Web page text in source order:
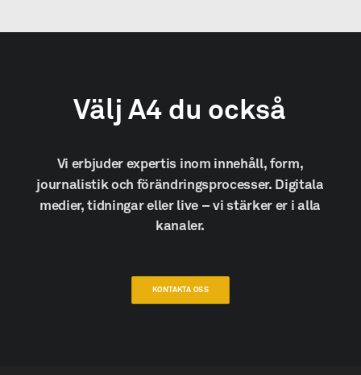
Välj A4 du också
Vi erbjuder expertis inom innehåll, form,
journalistik och förändringsprocesser. Digitala
medier, tidningar eller live – vi stärker er i alla
kanaler.
KONTAKTA OSS